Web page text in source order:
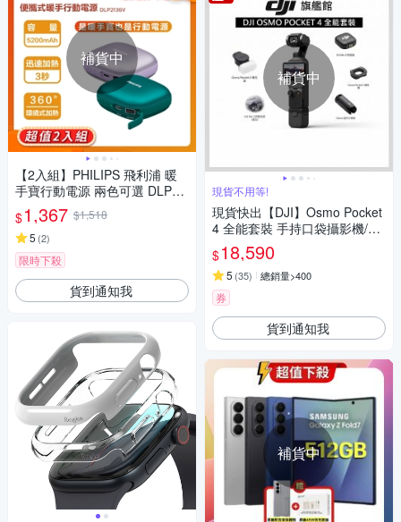
補貨中
【2入組】PHILIPS 飛利浦 暖
手寶行動電源 兩色可選 DLP21
36V
$1,367 $1,518
5 (2)
限時下殺
貨到通知我
補貨中
現貨不用等!
現貨快出【DJI】Osmo Pocket
4 全能套裝 手持口袋攝影機/相
機 ｜旗艦高畫質｜多種底片濾
鏡
$18,590
5 (35) 總銷量>400
券
貨到通知我
補貨中